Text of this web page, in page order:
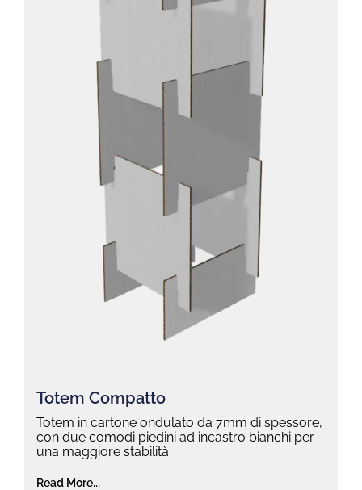
Totem Compatto
Totem in cartone ondulato da 7mm di spessore,
con due comodi piedini ad incastro bianchi per
una maggiore stabilità.
Read More...